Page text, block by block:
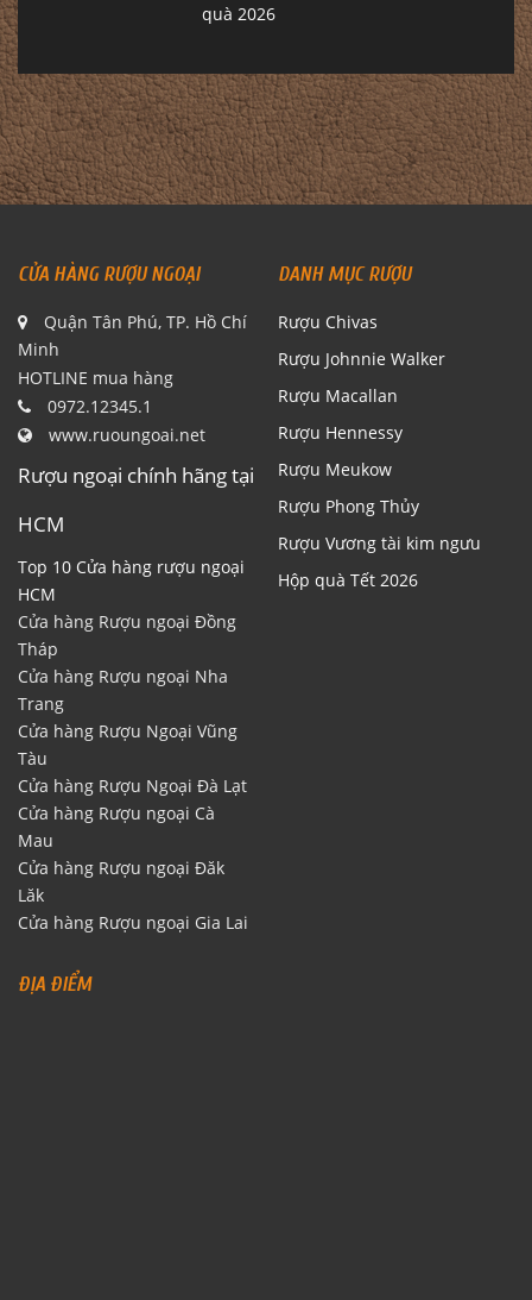
quà 2026
CỬA HÀNG RƯỢU NGOẠI
Quận Tân Phú, TP. Hồ Chí
Minh
HOTLINE mua hàng
0972.12345.1
www.ruoungoai.net
Rượu ngoại chính hãng tại
HCM
Top 10 Cửa hàng rượu ngoại
HCM
Cửa hàng Rượu ngoại Đồng
Tháp
Cửa hàng Rượu ngoại Nha
Trang
Cửa hàng Rượu Ngoại Vũng
Tàu
Cửa hàng Rượu Ngoại Đà Lạt
Cửa hàng Rượu ngoại Cà
Mau
Cửa hàng Rượu ngoại Đăk
Lăk
Cửa hàng Rượu ngoại Gia Lai
DANH MỤC RƯỢU
Rượu Chivas
Rượu Johnnie Walker
Rượu Macallan
Rượu Hennessy
Rượu Meukow
Rượu Phong Thủy
Rượu Vương tài kim ngưu
Hộp quà Tết 2026
ĐỊA ĐIỂM